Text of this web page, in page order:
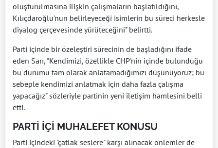
oluşturulmasına ilişkin çalışmaların başlatıldığını,
Kılıçdaroğlu'nun belirleyeceği isimlerin bu süreci herkesle
diyalog çerçevesinde yürüteceğini" belirtti.
Parti içinde bir özeleştiri sürecinin de başladığını ifade
eden Sarı, "Kendimizi, özellikle CHP'nin içinde bulunduğu
bu durumu tam olarak anlatamadığımızı düşünüyoruz; bu
sebeple kendimizi anlatmak için daha fazla çalışma
yapacağız" sözleriyle partinin yeni iletişim hamlesini belli
etti.
PARTİ İÇİ MUHALEFET KONUSU
Parti içindeki "çatlak seslere" karşı alınacak önlemler de